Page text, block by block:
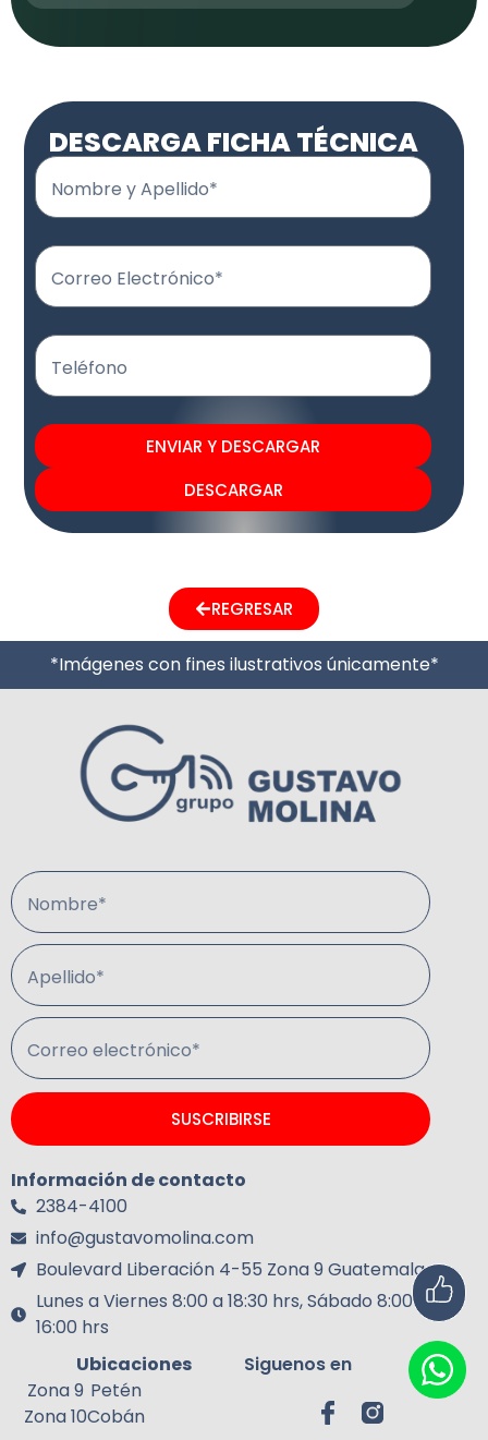
DESCARGA FICHA TÉCNICA
Nombre y Apellido*
Correo Electrónico*
Teléfono
ENVIAR Y DESCARGAR
DESCARGAR
REGRESAR
*Imágenes con fines ilustrativos únicamente*
Nombre*
Apellido*
Correo electrónico*
SUSCRIBIRSE
Información de contacto
2384-4100
info@gustavomolina.com
Boulevard Liberación 4-55 Zona 9 Guatemala.
Lunes a Viernes 8:00 a 18:30 hrs, Sábado 8:00 a
16:00 hrs
Ubicaciones
Zona 9
Zona 10
Petén
Cobán
Siguenos en